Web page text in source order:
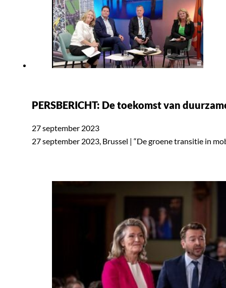
PERSBERICHT: De toekomst van
27 september 2023
27 september 2023, Brussel | “De groene transitie in